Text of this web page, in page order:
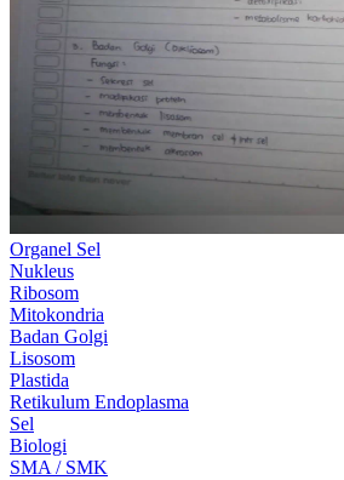
Organel Sel
Nukleus
Ribosom
Mitokondria
Badan Golgi
Lisosom
Plastida
Retikulum Endoplasma
Sel
Biologi
SMA / SMK